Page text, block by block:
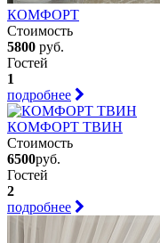
КОМФОРТ
Стоимость
5800 руб.
Гостей
1
подробнее
КОМФОРТ ТВИН
Стоимость
6500руб.
Гостей
2
подробнее